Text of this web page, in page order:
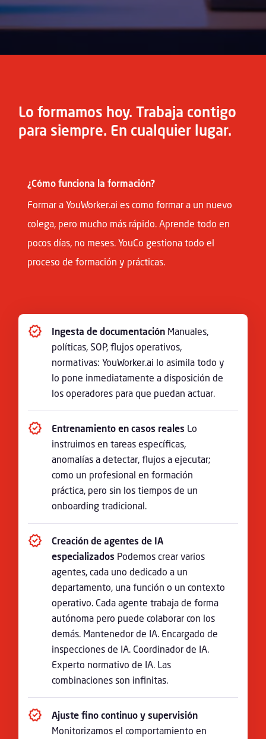
Lo formamos hoy. Trabaja contigo
para siempre. En cualquier lugar.
¿Cómo funciona la formación?
Formar a YouWorker.ai es como formar a un nuevo
colega, pero mucho más rápido. Aprende todo en
pocos días, no meses. YouCo gestiona todo el
proceso de formación y prácticas.
Ingesta de documentación Manuales,
políticas, SOP, flujos operativos,
normativas: YouWorker.ai lo asimila todo y
lo pone inmediatamente a disposición de
los operadores para que puedan actuar.
Entrenamiento en casos reales Lo
instruimos en tareas específicas,
anomalías a detectar, flujos a ejecutar;
como un profesional en formación
práctica, pero sin los tiempos de un
onboarding tradicional.
Creación de agentes de IA
especializados Podemos crear varios
agentes, cada uno dedicado a un
departamento, una función o un contexto
operativo. Cada agente trabaja de forma
autónoma pero puede colaborar con los
demás. Mantenedor de IA. Encargado de
inspecciones de IA. Coordinador de IA.
Experto normativo de IA. Las
combinaciones son infinitas.
Ajuste fino continuo y supervisión
Monitorizamos el comportamiento en